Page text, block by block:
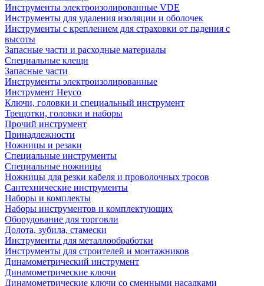
Инструменты электроизолированные VDE
Инструменты для удаления изоляции и оболочек
Инструменты с креплением для страховки от падения с
высоты
Запасные части и расходные материалы
Специальные клещи
Запасные части
Инструменты электроизолированные
Инструмент Heyco
Ключи, головки и специальный инструмент
Трещотки, головки и наборы
Прочий инструмент
Принадлежности
Ножницы и резаки
Специальные инструменты
Специальные ножницы
Ножницы для резки кабеля и проволочных тросов
Сантехнические инструменты
Наборы и комплекты
Наборы инструментов и комплектующих
Оборудование для торговли
Долота, зубила, стамески
Инструменты для металлообработки
Инструменты для строителей и монтажников
Динамометрический инструмент
Динамометрические ключи
Динамометрические ключи со сменными насадками